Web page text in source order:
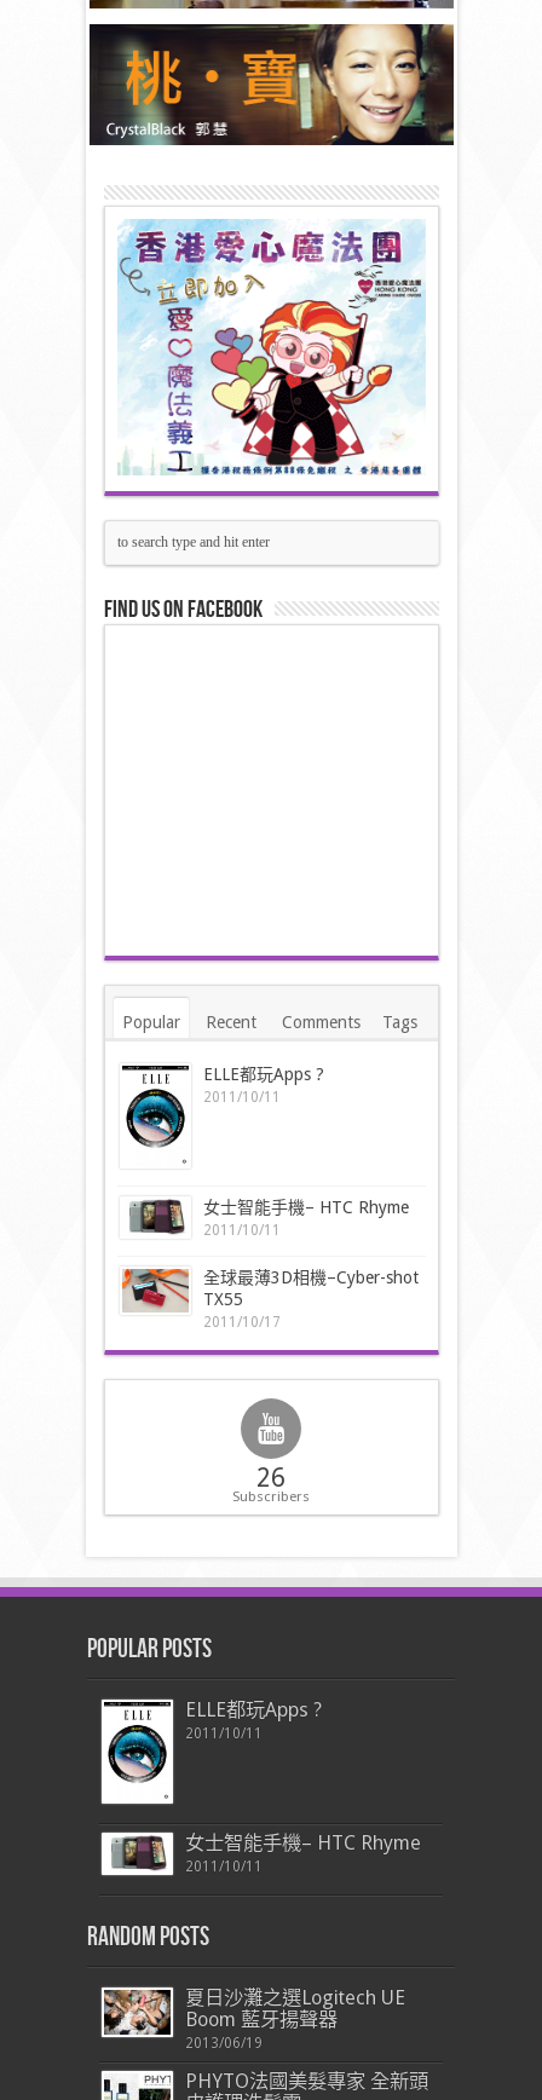
Find us on Facebook
Popular Recent Comments Tags
ELLE都玩Apps ?
2011/10/11
女士智能手機– HTC Rhyme
2011/10/11
全球最薄3D相機–Cyber-shot
TX55
2011/10/17
26
Subscribers
Popular Posts
ELLE都玩Apps ?
2011/10/11
女士智能手機– HTC Rhyme
2011/10/11
Random Posts
夏日沙灘之選Logitech UE
Boom 藍牙揚聲器
2013/06/19
PHYTO法國美髮專家 全新頭